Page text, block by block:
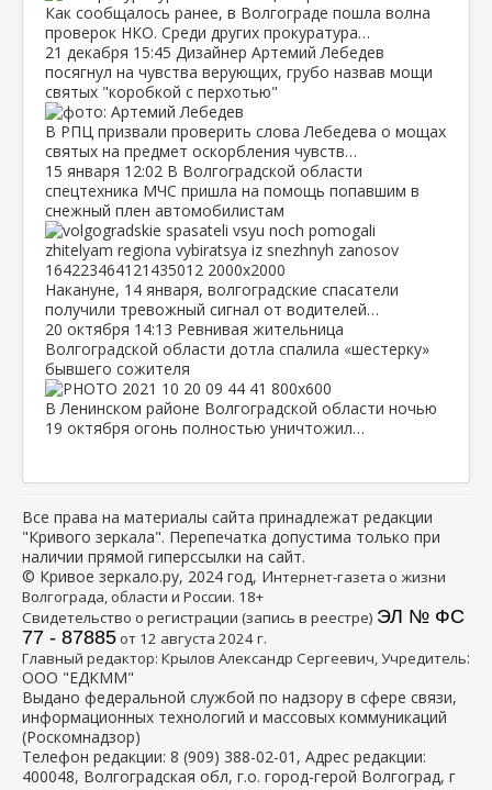
Как сообщалось ранее, в Волгограде пошла волна
проверок НКО. Среди других прокуратура…
21 декабря 15:45 Дизайнер Артемий Лебедев
посягнул на чувства верующих, грубо назвав мощи
святых "коробкой с перхотью"
В РПЦ призвали проверить слова Лебедева о мощах
святых на предмет оскорбления чувств…
15 января 12:02 В Волгоградской области
спецтехника МЧС пришла на помощь попавшим в
снежный плен автомобилистам
Накануне, 14 января, волгоградские спасатели
получили тревожный сигнал от водителей…
20 октября 14:13 Ревнивая жительница
Волгоградской области дотла спалила «шестерку»
бывшего сожителя
В Ленинском районе Волгоградской области ночью
19 октября огонь полностью уничтожил…
Все права на материалы сайта принадлежат редакции
"Кривого зеркала". Перепечатка допустима только при
наличии прямой гиперссылки на сайт.
© Кривое зеркало.ру, 2024 год, Интернет-газета о жизни
Волгограда, области и России. 18+
Свидетельство о регистрации (запись в реестре) ЭЛ № ФС
77 - 87885от 12 августа 2024 г.
Главный редактор: Крылов Александр Сергеевич, Учредитель:
ООО "ЕДКММ"
Выдано федеральной службой по надзору в сфере связи,
информационных технологий и массовых коммуникаций
(Роскомнадзор)
Телефон редакции: 8 (909) 388-02-01 , Адрес редакции:
400048, Волгоградская обл, г.о. город-герой Волгоград, г